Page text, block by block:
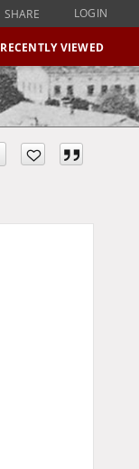
SHARE LOGIN
RECENTLY VIEWED